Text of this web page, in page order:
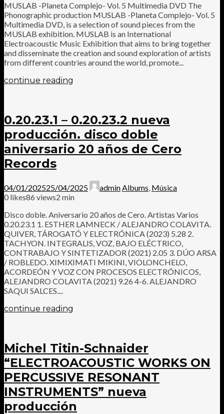
MUSLAB -Planeta Complejo- Vol. 5 Multimedia DVD The
Phonographic production MUSLAB -Planeta Complejo- Vol. 5
Multimedia DVD, is a selection of sound pieces from the
MUSLAB exhibition. MUSLAB is an International
Electroacoustic Music Exhibition that aims to bring together
and disseminate the creation and sound exploration of artists
from different countries around the world, promote...
continue reading
0.20.23.1 – 0.20.23.2 nueva
producción. disco doble
aniversario 20 años de Cero
Records
04/01/202525/04/2025 adminAlbums, Música
0 likes86 views2 min
Disco doble. Aniversario 20 años de Cero. Artistas Varios
0.20.23.1 1. ESTHER LAMNECK / ALEJANDRO COLAVITA.
QUIVER, TÁROGATÓ Y ELECTRÓNICA (2023) 5.28 2.
TACHYON. INTEGRALIS, VOZ, BAJO ELÉCTRICO,
CONTRABAJO Y SINTETIZADOR (2021) 2.05 3. DÚO ARSA
/ ROBLEDO. XIMIXIMATI MIKINI, VIOLONCHELO,
ACORDEÓN Y VOZ CON PROCESOS ELECTRÓNICOS,
ALEJANDRO COLAVITA (2021) 9.26 4-6. ALEJANDRO
SAQUI SALCES....
continue reading
Michel Titin-Schnaider
“ELECTROACOUSTIC WORKS ON
PERCUSSIVE RESONANT
INSTRUMENTS” nueva
producción